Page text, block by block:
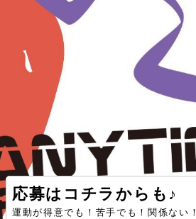
応募はコチラからも♪
運動が得意でも！苦手でも！関係ない！